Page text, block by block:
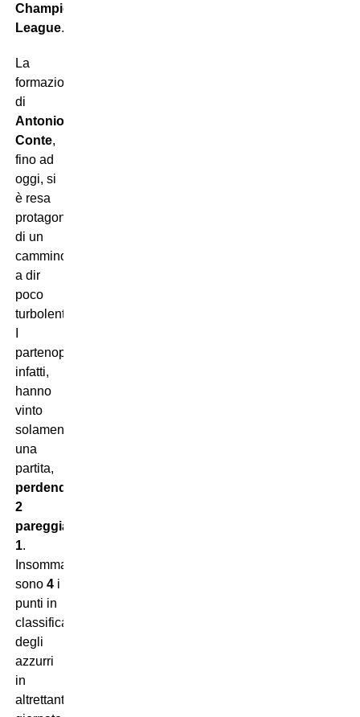
Champions
League.
La
formazione
di
Antonio
Conte,
fino ad
oggi, si
è resa
protagonista
di un
cammino
a dir
poco
turbolento.
partenopei,
infatti,
hanno
vinto
solamente
una
partita,
perdendone
2
pareggiandone
1.
Insomma:
sono 4i
punti in
classifica
degli
azzurri
in
altrettante